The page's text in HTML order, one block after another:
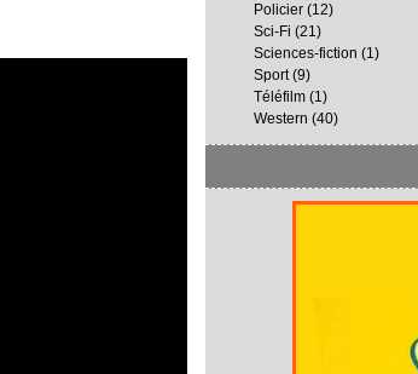
Policier (12)
Sci-Fi (21)
Sciences-fiction (1)
Sport(9)
Téléfilm (1)
Western (40)